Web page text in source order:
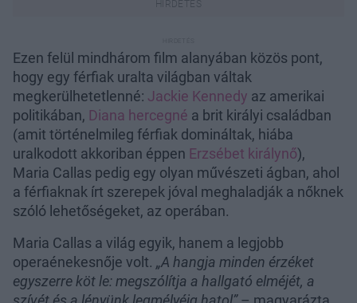
Ezen felül mindhárom film alanyában közös pont,
hogy egy férfiak uralta világban váltak
megkerülhetetlenné: Jackie Kennedy az amerikai
politikában, Diana hercegné a brit királyi családban
(amit történelmileg férfiak domináltak, hiába
uralkodott akkoriban éppen Erzsébet királynő),
Maria Callas pedig egy olyan művészeti ágban, ahol
a férfiaknak írt szerepek jóval meghaladják a nőknek
szóló lehetőségeket, az operában.
Maria Callas a világ egyik, hanem a legjobb
operaénekesnője volt. „A hangja minden érzéket
egyszerre köt le: megszólítja a hallgató elméjét, a